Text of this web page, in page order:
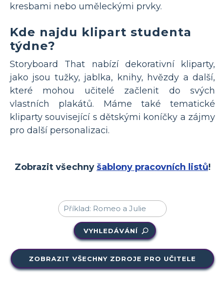
kresbami nebo uměleckými prvky.
Kde najdu klipart studenta
týdne?
Storyboard That nabízí dekorativní kliparty,
jako jsou tužky, jablka, knihy, hvězdy a další,
které mohou učitelé začlenit do svých
vlastních plakátů. Máme také tematické
kliparty související s dětskými koníčky a zájmy
pro další personalizaci.
Zobrazit všechny šablony pracovních listů!
VYHLEDÁVÁNÍ
ZOBRAZIT VŠECHNY ZDROJE PRO UČITELE